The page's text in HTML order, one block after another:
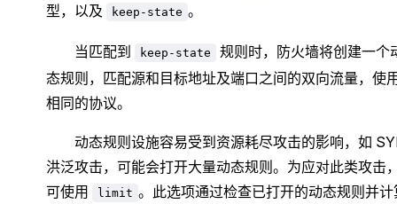
型，以及
keep-state 。
当匹配到 keep-state
规则时，防火墙将创建一个
态规则，匹配源和目标地址及端口之间的双向流量，使
相同的协议。
动态规则设施容易受到资源耗尽攻击的影响，如
洪泛攻击，可能会打开大量动态规则。为应对此类攻击
可使用
limit 。此选项通过检查已打开的动态规则并计